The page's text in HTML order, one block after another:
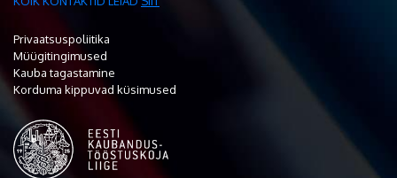
Privaatsuspoliitika
Müügitingimused
Kauba tagastamine
Korduma kippuvad küsimused